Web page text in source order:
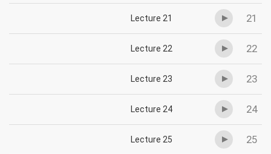
21
Lecture 21
22
Lecture 22
23
Lecture 23
24
Lecture 24
25
Lecture 25